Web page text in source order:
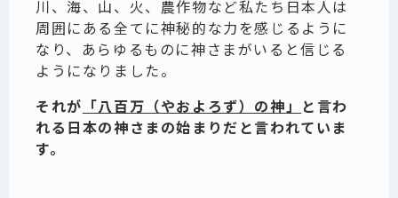
川、海、山、火、農作物など私たち日本人は
周囲にある全てに神秘的な力を感じるように
なり、あらゆるものに神さまがいると信じる
ようになりました。
それが 「八百万（やおよろず）の神」 と言わ
れる日本の神さまの始まりだと言われていま
す。